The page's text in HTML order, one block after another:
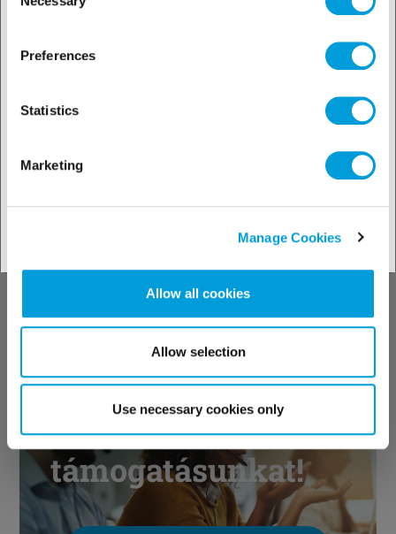
Selection
Preferences
Statistics
Marketing
Manage Cookies
Allow all cookies
Allow selection
Use necessary cookies only
Fedezze fel
megoldásainkat
iparáganként!
Megoldásainkhoz
Fedezze fel
műszaki
támogatásunkat!